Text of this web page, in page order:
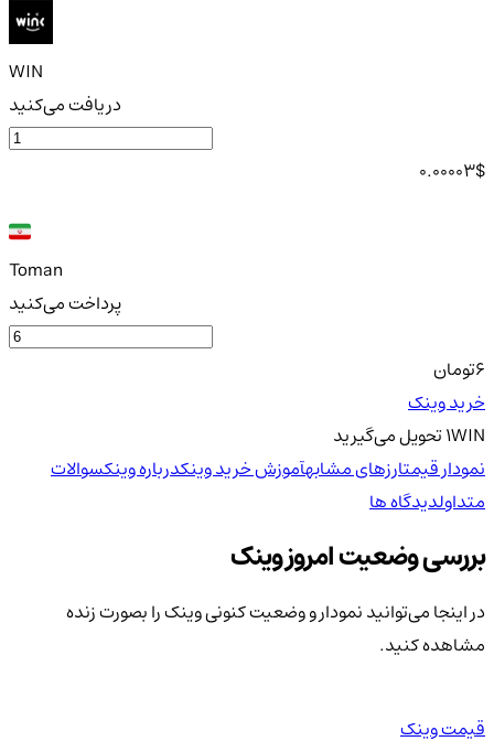
WIN
دریافت می‌کنید
0.00003$
Toman
پرداخت می‌کنید
تومان
خرید وینک
1WINتحویلمی‌گیرید
نمودار قیمتارزهای مشابهآموزش خرید وینکدرباره وینکسوالات
متداولدیدگاه ها
بررسی وضعیت امروز وینک
در اینجا می‌توانید نمودار و وضعیت کنونی وینک را بصورت زنده
مشاهده کنید.
قیمت وینک